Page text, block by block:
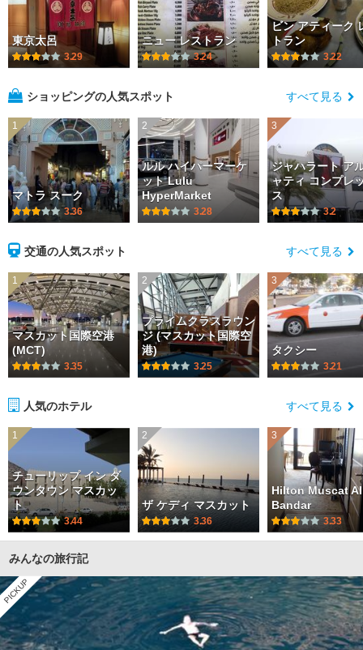
東京太呂
3.29
ニュー レストラン
3.24
ビン アティーク
トラン
3.22
ショッピングの人気スポット すべて見る
1
マトラ スーク
3.36
2
ルル ハイパーマーケ
ット Lulu
HyperMarket
3.28
3
ジャハラート ア
ャティ コンプレ
ス
3.2
交通の人気スポット すべて見る
1
マスカット国際空港
(MCT)
3.35
2
プライムクラスラウン
ジ (マスカット国際空
港)
3.25
3
タクシー
3.21
人気のホテル すべて見る
1
チューリップ イン ダ
ウンタウン マスカッ
ト
3.44
2
ザ ケディ マスカット
3.36
3
Hilton Muscat Al
Bandar
3.33
みんなの旅行記
PICKUP